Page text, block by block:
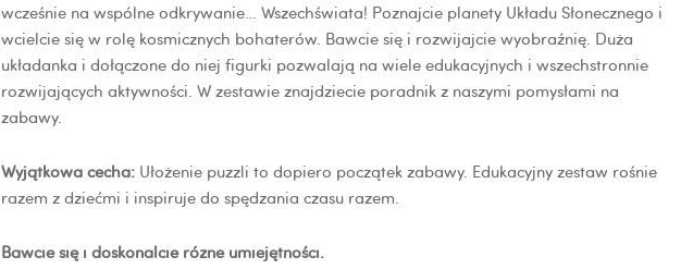
wcześnie na wspólne odkrywanie… Wszechświata! Poznajcie planety Układu Słonecznego i
wcielcie się w rolę kosmicznych bohaterów. Bawcie się i rozwijajcie wyobraźnię. Duża
układanka i dołączone do niej figurki pozwalają na wiele edukacyjnych i wszechstronnie
rozwijających aktywności. W zestawie znajdziecie poradnik z naszymi pomysłami na
zabawy.
Wyjątkowa cecha:Ułożenie puzzli to dopiero początek zabawy. Edukacyjny zestaw rośnie
razem z dziećmi i inspiruje do spędzania czasu razem.
Bawcie się i doskonalcie różne umiejętności.